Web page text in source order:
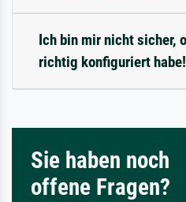
Ich bin mir nicht sicher,
richtig konfiguriert habe!
Sie haben noch
offene Fragen?